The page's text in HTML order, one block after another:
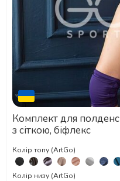
Комплект для полденс
з сіткою, біфлекс
Колір топу (ArtGo)
Колір низу (ArtGo)